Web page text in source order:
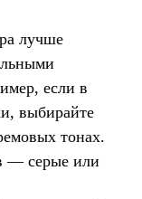
лучше
если в
выбирайте
тонах.
— серые или